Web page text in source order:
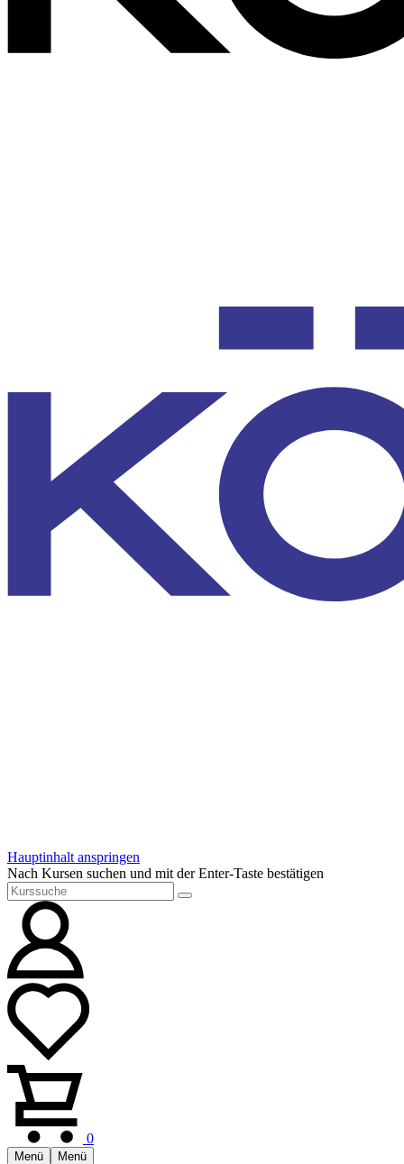
Hauptinhalt anspringen
Nach Kursen suchen und mit der Enter-Taste bestätigen
0
Menü Menü